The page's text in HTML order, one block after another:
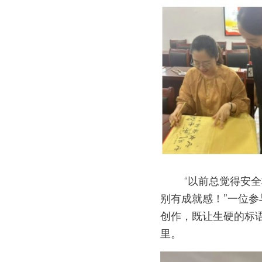
“以前总觉得安全
别有成就感！”一位
创作，既让生硬的标
里。